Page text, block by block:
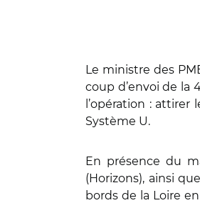
Le ministre des
coup d’envoi de la
l’opération :
Système U.
En présence du
(Horizons), ainsi
bords de la Loire